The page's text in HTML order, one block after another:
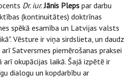
Dr. iur. Jānis Pleps par darbu
(kontinuitātes) doktrīnas
spēkā esamība un Latvijas valsts
Vēsture ir viņa sirdslieta, un daudz
Satversmes piemērošanas praksei
okupācijas laikā. Šajā izpētē ir
dialogu un kopdarbību ar